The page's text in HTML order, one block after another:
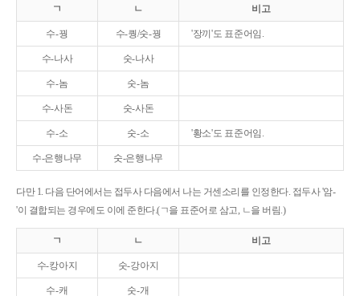
ㄱ ㄴ 비고
수-꿩 수-퀑/숫-꿩 '장끼'도 표준어임.
수-나사 숫-나사
수-놈 숫-놈
수-사돈 숫-사돈
수-소 숫-소 '황소'도 표준어임.
수-은행나무 숫-은행나무
다만 1. 다음 단어에서는 접두사 다음에서 나는 거센소리를 인정한다. 접두사 '암-
'이 결합되는 경우에도 이에 준한다.(ㄱ을 표준어로 삼고, ㄴ을 버림.)
ㄱ ㄴ 비고
수-캉아지 숫-강아지
수-캐 숫-개